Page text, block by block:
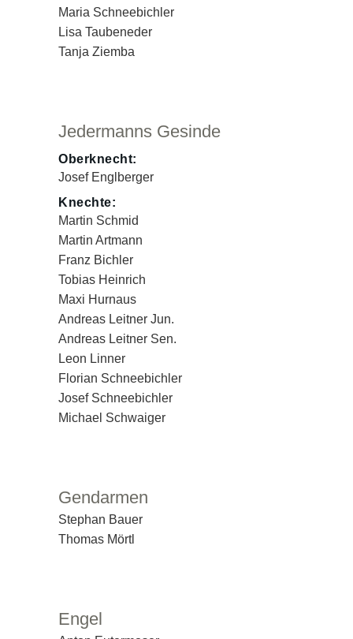
Maria Schneebichler
Lisa Taubeneder
Tanja Ziemba
Jedermanns Gesinde
Oberknecht:
Josef Englberger
Knechte:
Martin Schmid
Martin Artmann
Franz Bichler
Tobias Heinrich
Maxi Hurnaus
Andreas Leitner Jun.
Andreas Leitner Sen.
Leon Linner
Florian Schneebichler
Josef Schneebichler
Michael Schwaiger
Gendarmen
Stephan Bauer
Thomas Mörtl
Engel